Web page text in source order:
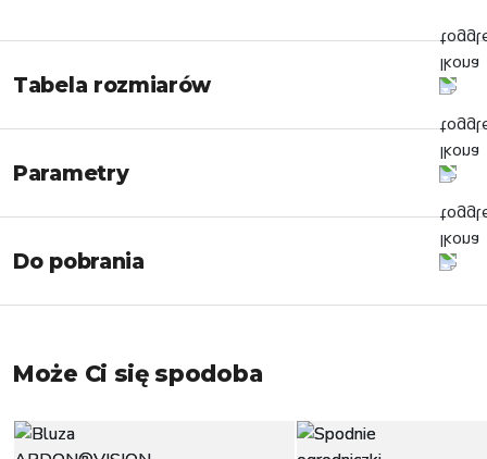
Tabela rozmiarów
Parametry
Do pobrania
Może Ci się spodoba